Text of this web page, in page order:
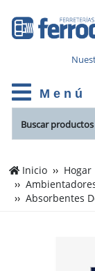
M e n ú
Inicio Hogar
Absorbentes